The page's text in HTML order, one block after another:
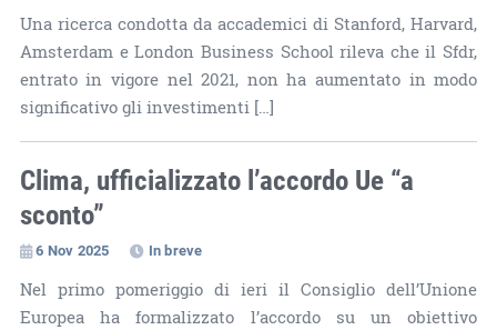
Una ricerca condotta da accademici di Stanford, Harvard,
Amsterdam e London Business School rileva che il Sfdr,
entrato in vigore nel 2021, non ha aumentato in modo
significativo gli investimenti […]
Clima, ufficializzato l’accordo Ue “a
sconto”
6 Nov 2025 In breve
Nel primo pomeriggio di ieri il Consiglio dell’Unione
Europea ha formalizzato l’accordo su un obiettivo